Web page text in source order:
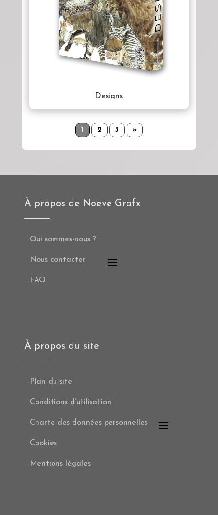
Designs
1 2 3 »
À propos de Noeve Grafx
Qui sommes-nous ?
Nous contacter
FAQ
À propos du site
Plan du site
Conditions d’utilisation
Charte des données personnelles
Cookies
Mentions légales